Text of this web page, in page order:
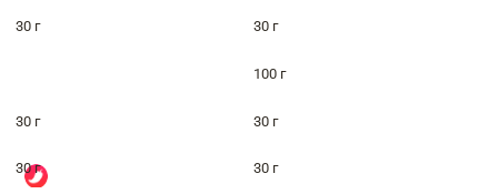
30 г 30 г
100 г
30 г 30 г
30 г 30 г